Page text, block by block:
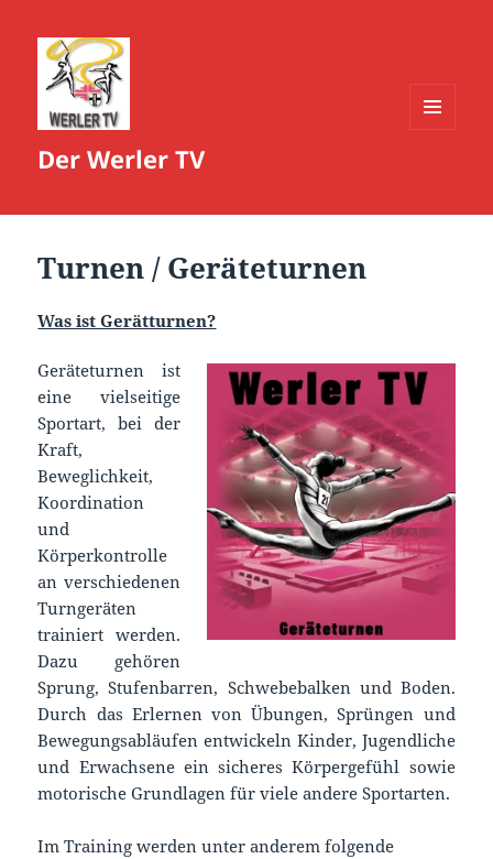
Der Werler TV
Turnen / Geräteturnen
Was ist Gerätturnen?
Geräteturnen ist
eine vielseitige
Sportart, bei der
Kraft,
Beweglichkeit,
Koordination
und
Körperkontrolle
an verschiedenen
Turngeräten
trainiert werden.
Dazu gehören
Sprung, Stufenbarren, Schwebebalken und Boden.
Durch das Erlernen von Übungen, Sprüngen und
Bewegungsabläufen entwickeln Kinder, Jugendliche
und Erwachsene ein sicheres Körpergefühl sowie
motorische Grundlagen für viele andere Sportarten.
Im Training werden unter anderem folgende